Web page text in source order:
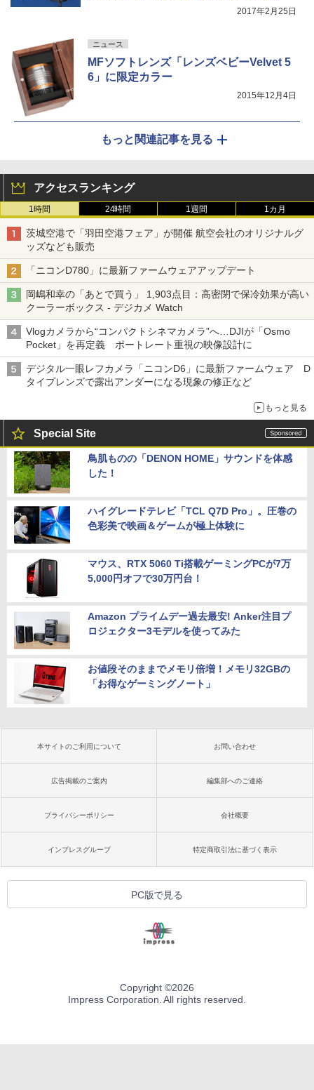
2017年2月25日
ニュース
MFソフトレンズ「レンズベビーVelvet 5
6」に限定カラー
2015年12月4日
もっと関連記事を見る
アクセスランキング
1時間 24時間 1週間 1カ月
茨城空港で「羽田空港フェア」が開催 航空会社のオリジナルグ
ッズなども販売
「ニコンD780」に最新ファームウェアアップデート
岡嶋和幸の「あとで買う」 1,903点目：高密閉で保冷効果が高い
クーラーボックス - デジカメ Watch
Vlogカメラから“コンパクトシネマカメラ”へ…DJIが「Osmo
Pocket」を再定義 ポートレート重視の映像設計に
デジタル一眼レフカメラ「ニコンD6」に最新ファームウェア D
タイプレンズで露出アンダーになる現象の修正など
もっと見る
Special Site
鳥肌ものの「DENON HOME」サウンドを体感
した！
ハイグレードテレビ「TCL Q7D Pro」。圧巻の
色彩美で映画＆ゲームが極上体験に
マウス、RTX 5060 Ti搭載ゲーミングPCが7万
5,000円オフで30万円台！
Amazon プライムデー過去最安! Anker注目プ
ロジェクター3モデルを使ってみた
お値段そのままでメモリ倍増！メモリ32GBの
「お得なゲーミングノート」
本サイトのご利用について お問い合わせ
広告掲載のご案内 編集部へのご連絡
プライバシーポリシー 会社概要
インプレスグループ 特定商取引法に基づく表示
PC版で見る
Copyright ©2026
Impress Corporation. All rights reserved.